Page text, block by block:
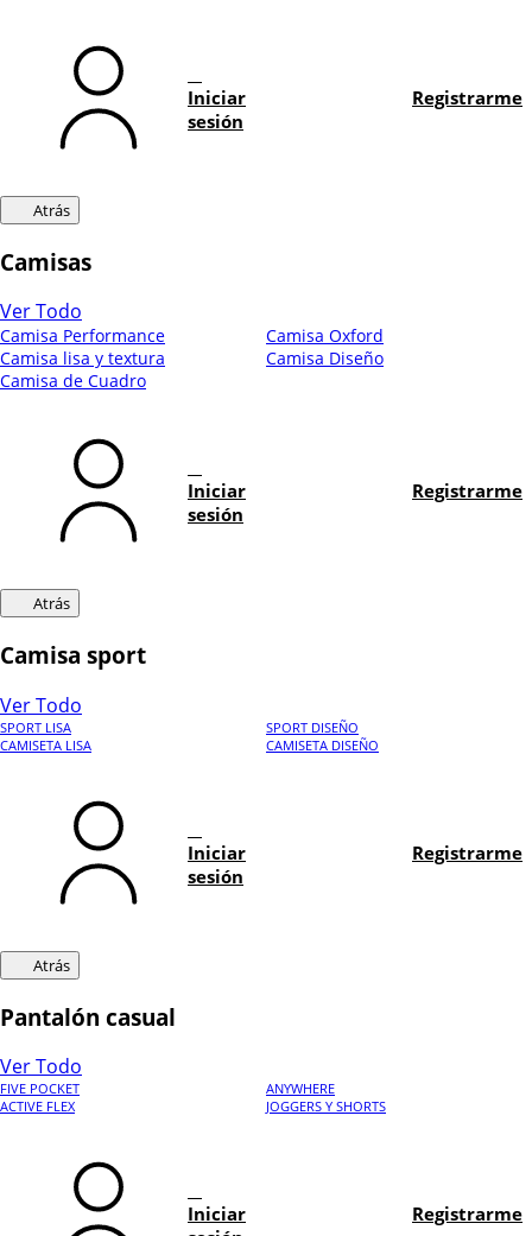
Iniciar
sesión
Registrarme
Atrás
Camisas
Ver Todo
Camisa Performance
Camisa Oxford
Camisa lisa y textura
Camisa Diseño
Camisa de Cuadro
Iniciar
sesión
Registrarme
Atrás
Camisa sport
Ver Todo
SPORT LISA
SPORT DISEÑO
CAMISETA LISA
CAMISETA DISEÑO
Iniciar
sesión
Registrarme
Atrás
Pantalón casual
Ver Todo
FIVE POCKET
ANYWHERE
ACTIVE FLEX
JOGGERS Y SHORTS
Iniciar
Registrarme